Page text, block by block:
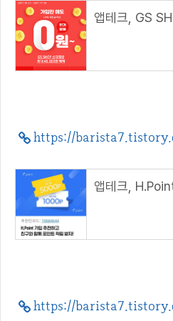
https://
https://